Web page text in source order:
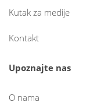
Kutak za medije
Kontakt
Upoznajte nas
O nama